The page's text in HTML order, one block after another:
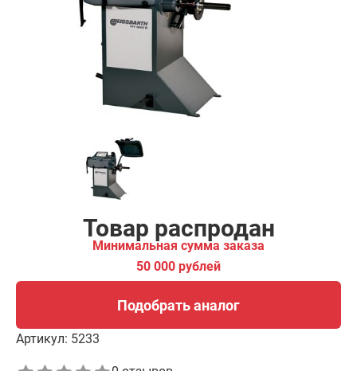
Товар распродан
Минимальная сумма заказа
50 000 рублей
Подобрать аналог
Артикул: 5233
Подобрать аналог